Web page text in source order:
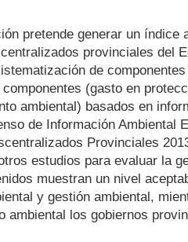
pretende generar un índice
provinciales del
de
(gasto en
ambiental) basados en
de Información Ambiental
Provinciales
estudios para evaluar la
muestran un nivel
y gestión ambiental,
ambiental los gobiernos